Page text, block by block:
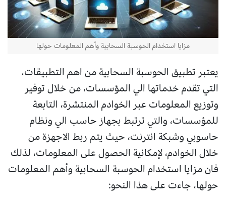
مزايا استخدام الحوسبة السحابية وأهم المعلومات حولها
يعتبر تطبيق الحوسبة السحابية من اهم التطبيقات،
التي تقدم خدماتها الي المؤسسات، من خلال توفير
وتوزيع المعلومات عبر الخوادم المنتشرة، التابعة
للمؤسسات، والتي ترتبط بجهاز حاسب الي ونظام
حاسوبي وشبكة انترنت، حيث يتم ربط الاجهزة من
خلال الخوادم، لإمكانية الحصول على المعلومات، لذلك
فان مزايا استخدام الحوسبة السحابية وأهم المعلومات
حولها، جاءت على هذا النحو: